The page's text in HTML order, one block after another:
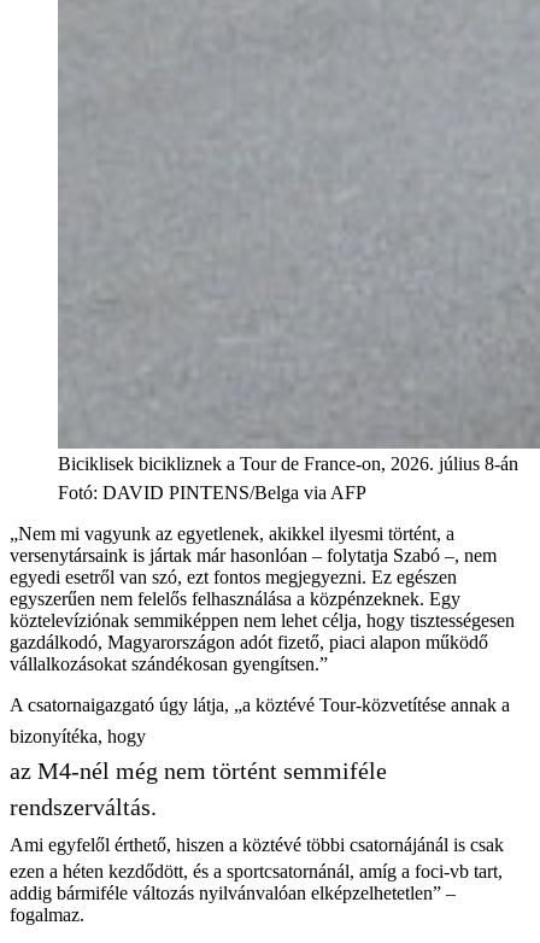
Biciklisek bicikliznek a Tour de France-on, 2026. július 8-án
Fotó: DAVID PINTENS/Belga via AFP
„Nem mi vagyunk az egyetlenek, akikkel ilyesmi történt, a
versenytársaink is jártak már hasonlóan – folytatja Szabó –, nem
egyedi esetről van szó, ezt fontos megjegyezni. Ez egészen
egyszerűen nem felelős felhasználása a közpénzeknek. Egy
köztelevíziónak semmiképpen nem lehet célja, hogy tisztességesen
gazdálkodó, Magyarországon adót fizető, piaci alapon működő
vállalkozásokat szándékosan gyengítsen.”
A csatornaigazgató úgy látja, „a köztévé Tour-közvetítése annak a
bizonyítéka, hogy
az M4-nél még nem történt semmiféle
rendszerváltás.
Ami egyfelől érthető, hiszen a köztévé többi csatornájánál is csak
ezen a héten kezdődött, és a sportcsatornánál, amíg a foci-vb tart,
addig bármiféle változás nyilvánvalóan elképzelhetetlen” –
fogalmaz.